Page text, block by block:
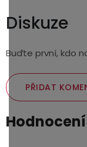
Diskuze
Buďte první, kdo
PŘIDAT
Hodnocení